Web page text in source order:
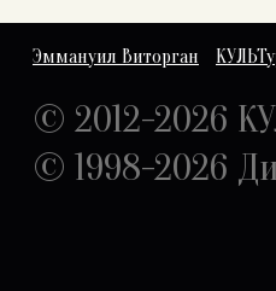
Эммануил Виторган
© 2012-2026
© 1998-2026